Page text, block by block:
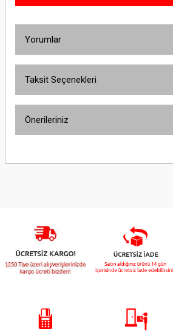
Yorumlar
Taksit Seçenekleri
Önerileriniz
Ürün açıklamasında eksik bilgiler bulunuyor.
Ürün bilgilerinde hatalar bulunuyor.
Ürün fiyatı diğer sitelerden daha pahalı.